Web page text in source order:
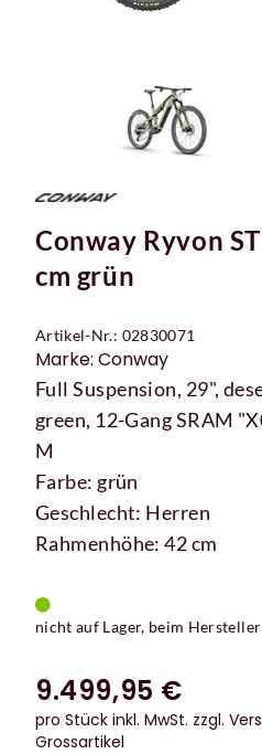
Conway Ryvon
cm grün
Artikel-Nr.: 02830071
Marke: Conway
Full Suspension, 29",
green, 12-Gang SRAM
M
Farbe: grün
Geschlecht: Herren
Rahmenhöhe: 42 cm
nicht auf Lager, beim
9.499,95 €
pro Stück inkl. MwSt. zzgl.
Grossartikel